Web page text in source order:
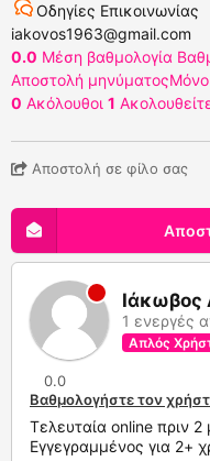
Οδηγίες Επικοινωνίας
iakovos1963@gmail.com
0.0 Μέση βαθμολογία
Αποστολή μηνύματοςΜόνο
0 Ακόλουθοι 1
Αποστολή σε φίλο σας
Ιάκωβος
1 ενεργές
Απλός
0.0
Βαθμολογήστε τον
Τελευταία online πριν 2
Εγγεγραμμένος για 2+